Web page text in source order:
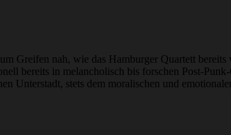
Greifen nah, wie das Hamburger Quartett
bereits in melancholisch bis forschen Post-
Unterstadt, stets dem moralischen und